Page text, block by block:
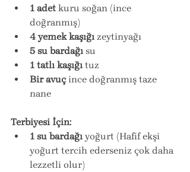
1 adet kuru soğan (ince
doğranmış)
4 yemek kaşığı zeytinyağı
5 su bardağı su
1 tatlı kaşığı tuz
Bir avuç ince doğranmış taze
nane
Terbiyesi İçin:
1 su bardağı yoğurt (Hafif ekşi
yoğurt tercih ederseniz çok daha
lezzetli olur)